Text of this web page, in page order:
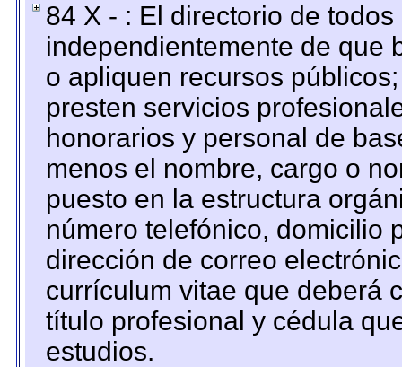
84 X - : El directorio de
independientemente de que
o apliquen recursos
presten servicios
honorarios y personal de
menos el nombre, cargo o
puesto en la estructura
número telefónico, domicilio
dirección de correo
currículum vitae que deberá
título profesional y cédula
estudios.